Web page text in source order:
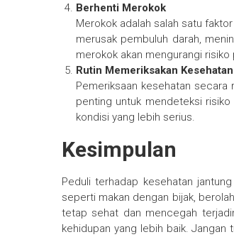
Berhenti Merokok
Merokok adalah salah satu
merusak pembuluh darah,
merokok akan mengurangi
Rutin Memeriksakan Kesehatan
Pemeriksaan kesehatan secara
penting untuk mendeteksi
kondisi yang lebih serius.
Kesimpulan
Peduli terhadap kesehatan
seperti makan dengan bijak,
tetap sehat dan mencegah
kehidupan yang lebih baik.